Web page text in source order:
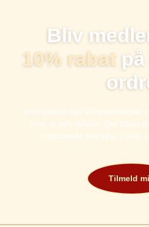
Bliv
10% rabat
Hos Vinklubben Winesommelier
vine, vi selv drikker. Der bliver
traditionelle områder / vine,
Tilmeld